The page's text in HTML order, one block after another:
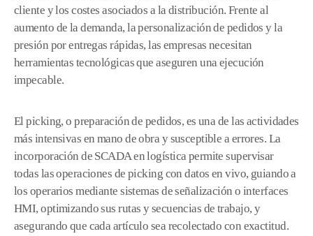
cliente y los costes asociados a la distribución. Frente al
aumento de la demanda, la personalización de pedidos y la
presión por entregas rápidas, las empresas necesitan
herramientas tecnológicas que aseguren una ejecución
impecable.
El picking, o preparación de pedidos, es una de las actividades
más intensivas en mano de obra y susceptible a errores. La
incorporación de SCADA en logística permite supervisar
todas las operaciones de picking con datos en vivo, guiando a
los operarios mediante sistemas de señalización o interfaces
HMI, optimizando sus rutas y secuencias de trabajo, y
asegurando que cada artículo sea recolectado con exactitud.